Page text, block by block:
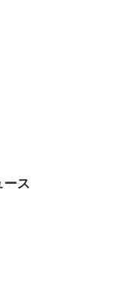
ース